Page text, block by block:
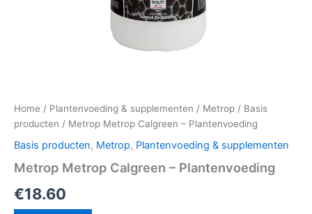
Home / Plantenvoeding & supplementen / Metrop / Basis
producten / Metrop Metrop Calgreen – Plantenvoeding
Basis producten, Metrop, Plantenvoeding & supplementen
Metrop Metrop Calgreen – Plantenvoeding
€18.60